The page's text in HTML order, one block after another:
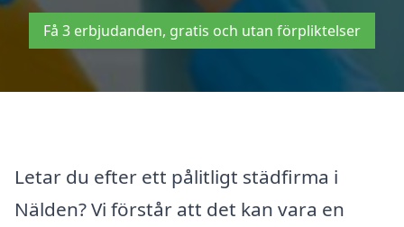
Få 3 erbjudanden, gratis och utan förpliktelser
Letar du efter ett pålitligt städfirma i
Nälden? Vi förstår att det kan vara en